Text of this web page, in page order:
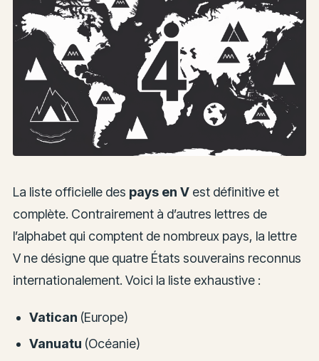
La liste officielle des pays en Vest définitive et
complète. Contrairement à d’autres lettres de
l’alphabet qui comptent de nombreux pays, la lettre
V ne désigne que quatre États souverains reconnus
internationalement. Voici la liste exhaustive :
Vatican (Europe)
Vanuatu (Océanie)